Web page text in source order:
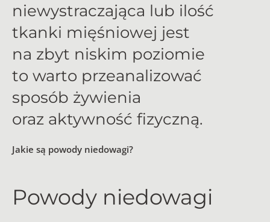
niewystraczająca lub ilość
tkanki mięśniowej jest
na zbyt niskim poziomie
to warto przeanalizować
sposób żywienia
oraz aktywność fizyczną.
Jakie są powody niedowagi?
Powody niedowagi